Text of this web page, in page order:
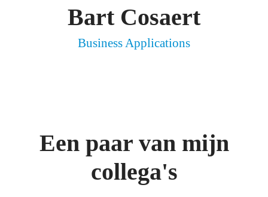
Bart Cosaert
Business Applications
Een paar van mijn
collega's